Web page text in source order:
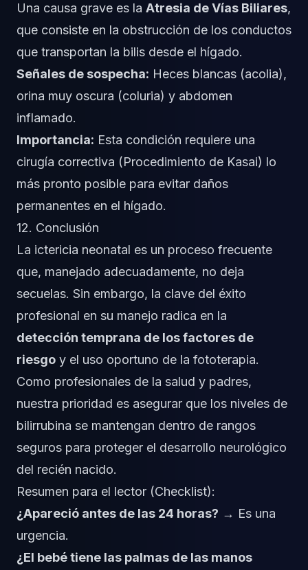
Una causa grave es la Atresia de Vías Biliares,
que consiste en la obstrucción de los conductos
que transportan la bilis desde el hígado.
Señales de sospecha: Heces blancas (acolia),
orina muy oscura (coluria) y abdomen
inflamado.
Importancia: Esta condición requiere una
cirugía correctiva (Procedimiento de Kasai) lo
más pronto posible para evitar daños
permanentes en el hígado.
12. Conclusión
La ictericia neonatal es un proceso frecuente
que, manejado adecuadamente, no deja
secuelas. Sin embargo, la clave del éxito
profesional en su manejo radica en la
detección temprana de los factores de
riesgo y el uso oportuno de la fototerapia.
Como profesionales de la salud y padres,
nuestra prioridad es asegurar que los niveles de
bilirrubina se mantengan dentro de rangos
seguros para proteger el desarrollo neurológico
del recién nacido.
Resumen para el lector (Checklist):
¿Apareció antes de las 24 horas? → Es una
urgencia.
¿El bebé tiene las palmas de las manos